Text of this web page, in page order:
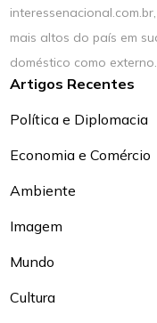
mais altos do país em
doméstico como externo.
Artigos Recentes
Política e Diplomacia
Economia e Comércio
Ambiente
Imagem
Mundo
Cultura